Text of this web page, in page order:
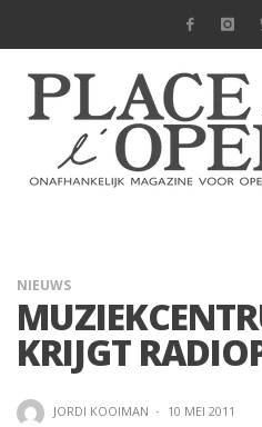
NIEUWS
KRIJGT
JORDI KOOIMAN · 10 MEI 2011